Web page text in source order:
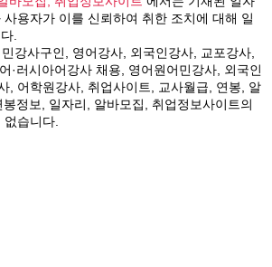
용자가 이를 신뢰하여 취한 조치에 대해 일
.
강사구인, 영어강사, 외국인강사, 교포강사,
·러시아어강사 채용, 영어원어민강사, 외국인
, 어학원강사, 취업사이트, 교사월급, 연봉, 알
정보, 일자리, 알바모집, 취업정보사이트의
습니다.